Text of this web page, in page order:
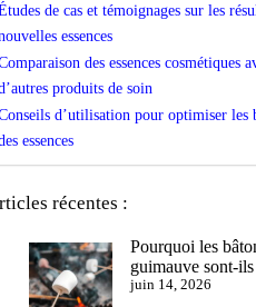
de cas et témoignages sur les
essences
des essences cosmétiques
produits de soin
d’utilisation pour optimiser les
essences
récentes :
Pourquoi les
guimauve sont-
juin 14, 2026